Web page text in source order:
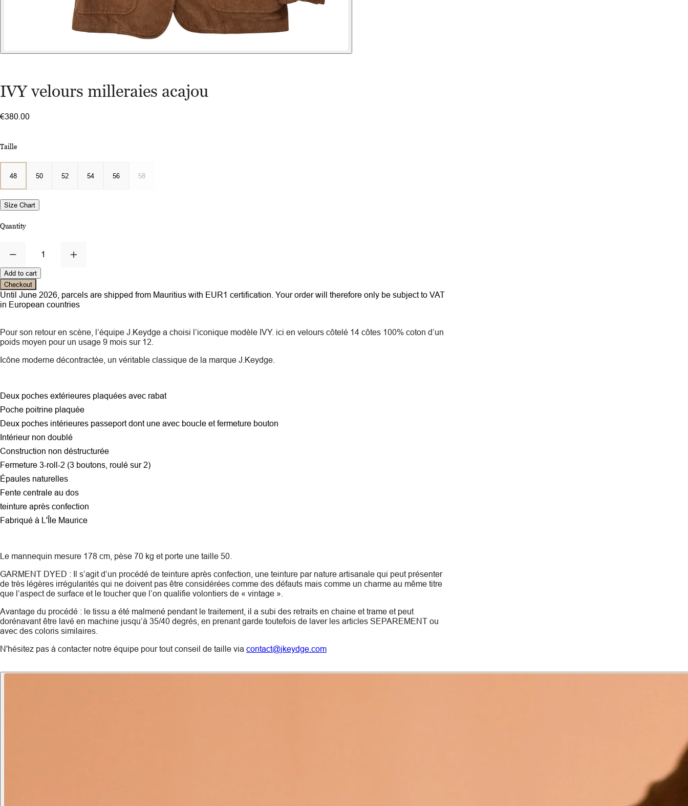
IVY velours milleraies acajou
€380.00
Taille
48 50 52 54 56 58
Size Chart
Quantity
1
Add to cart
Checkout
Until June 2026, parcels are shipped from Mauritius with EUR1 certification. Your order will therefore only be subject to VAT
in European countries
Pour son retour en scène, l’équipe J.Keydge a choisi l’iconique modèle IVY. ici en velours côtelé 14 côtes 100% coton d’un
poids moyen pour un usage 9 mois sur 12.
Icône moderne décontractée, un véritable classique de la marque J.Keydge.
Deux poches extérieures plaquées avec rabat
Poche poitrine plaquée
Deux poches intérieures passeport dont une avec boucle et fermeture bouton
Intérieur non doublé
Construction non déstructurée
Fermeture 3-roll-2 (3 boutons, roulé sur 2)
Épaules naturelles
Fente centrale au dos
teinture après confection
Fabriqué à L'Île Maurice
Le mannequin mesure 178 cm, pèse 70 kg et porte une taille 50.
GARMENT DYED : Il s’agit d’un procédé de teinture après confection, une teinture par nature artisanale qui peut présenter
de très légères irrégularités qui ne doivent pas être considérées comme des défauts mais comme un charme au même titre
que l’aspect de surface et le toucher que l’on qualifie volontiers de « vintage ».
Avantage du procédé : le tissu a été malmené pendant le traitement, il a subi des retraits en chaine et trame et peut
dorénavant être lavé en machine jusqu’à 35/40 degrés, en prenant garde toutefois de laver les articles SEPAREMENT ou
avec des coloris similaires.
N'hésitez pas à contacter notre équipe pour tout conseil de taille via contact@jkeydge.com